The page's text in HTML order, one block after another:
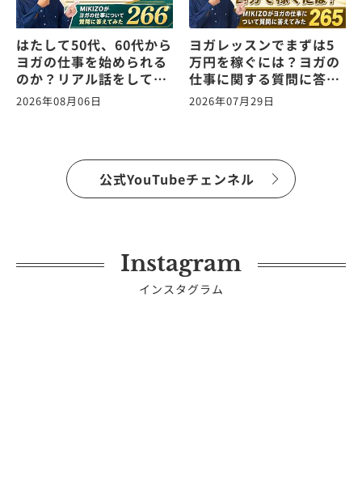
はたして50代、60代から
ヨガの仕事を始められる
のか？リアル話をしてみ
た。ヨガの仕事に関する
質問に答えます！
2026年08月06日
ヨガレッスンでまずは5
万円を稼ぐには？ヨガの
仕事に関する質問に答え
ます！vol.265
2026年07月29日
公式YouTubeチェンネル
Instagram
インスタグラム